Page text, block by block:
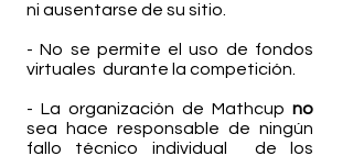
ni ausentarse de su sitio.
- No se permite el uso de fondos
virtuales durante la competición.
- La organización de Mathcup no
sea hace responsable de ningún
fallo técnico individual de los